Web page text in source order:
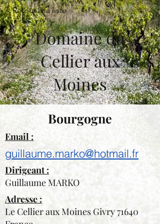
< Retour à la liste
Domaine du
Cellier aux
Moines
Bourgogne
Email :
guillaume.marko@hotmail.fr
Dirigeant :
Guillaume MARKO
Adresse :
Le Cellier aux Moines Givry 71640